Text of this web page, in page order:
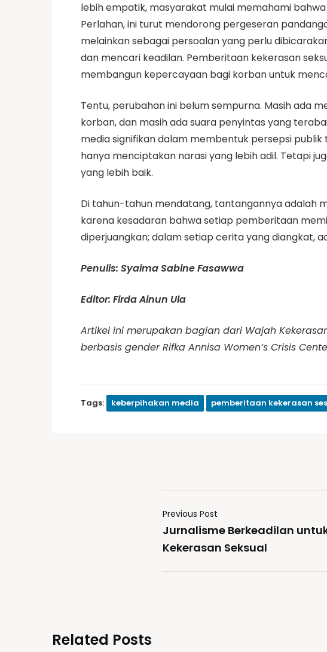
lebih empatik, masyarakat mulai memahami
Perlahan, ini turut mendorong pergeseran
melainkan sebagai persoalan yang perlu
dan mencari keadilan. Pemberitaan kekerasan
membangun kepercayaan bagi korban untuk
Tentu, perubahan ini belum sempurna. Masih ada
korban, dan masih ada suara penyintas yang
media signifikan dalam membentuk persepsi
hanya menciptakan narasi yang lebih adil. Tetapi
yang lebih baik.
Di tahun-tahun mendatang, tantangannya adalah
karena kesadaran bahwa setiap pemberitaan
diperjuangkan; dalam setiap cerita yang diangkat,
Penulis: Syaima Sabine Fasawwa
Editor: Firda Ainun Ula
Artikel ini merupakan bagian dari Wajah
berbasis gender Rifka Annisa Women’s Crisis
Tags: keberpihakan media pemberitaan kekerasan
Previous Post
Jurnalisme Berkeadilan
Kekerasan Seksual
Related Posts